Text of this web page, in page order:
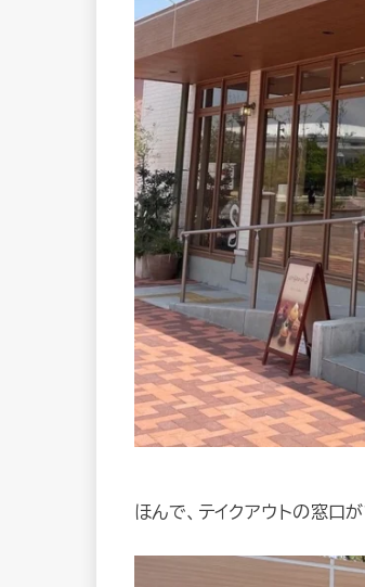
ほんで、テイクアウトの窓口